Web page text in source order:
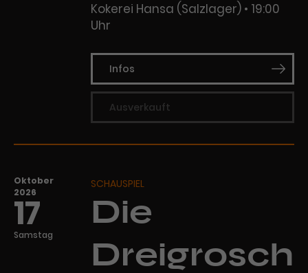
Kokerei Hansa (Salzlager)
19:00
Uhr
Infos
Ausverkauft
Oktober
2026
17
Samstag
SCHAUSPIEL
Die
Dreigrosch